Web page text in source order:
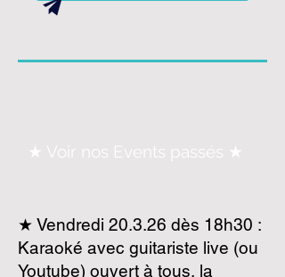
★ Voir nos Events passés ★
★ Vendredi 20.3.26 dès 18h30 :
Karaoké avec guitariste live (ou
Youtube) ouvert à tous, la